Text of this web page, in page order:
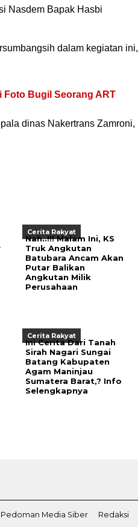
Nasdem Bapak Hasbi
dalam kegiatan ini,
Foto Bugil Seorang ART
dinas Nakertrans Zamroni,
Cerita Rakyat
Nah..!!! Malam Ini, KS
Truk Angkutan
Batubara Ancam Akan
Putar Balikan
Angkutan Milik
Perusahaan
Cerita Rakyat
Ini Cerita Dari Tanah
Sirah Nagari Sungai
Batang Kabupaten
Agam Maninjau
Sumatera Barat,? Info
Selengkapnya
Pedoman Media Siber Redaksi